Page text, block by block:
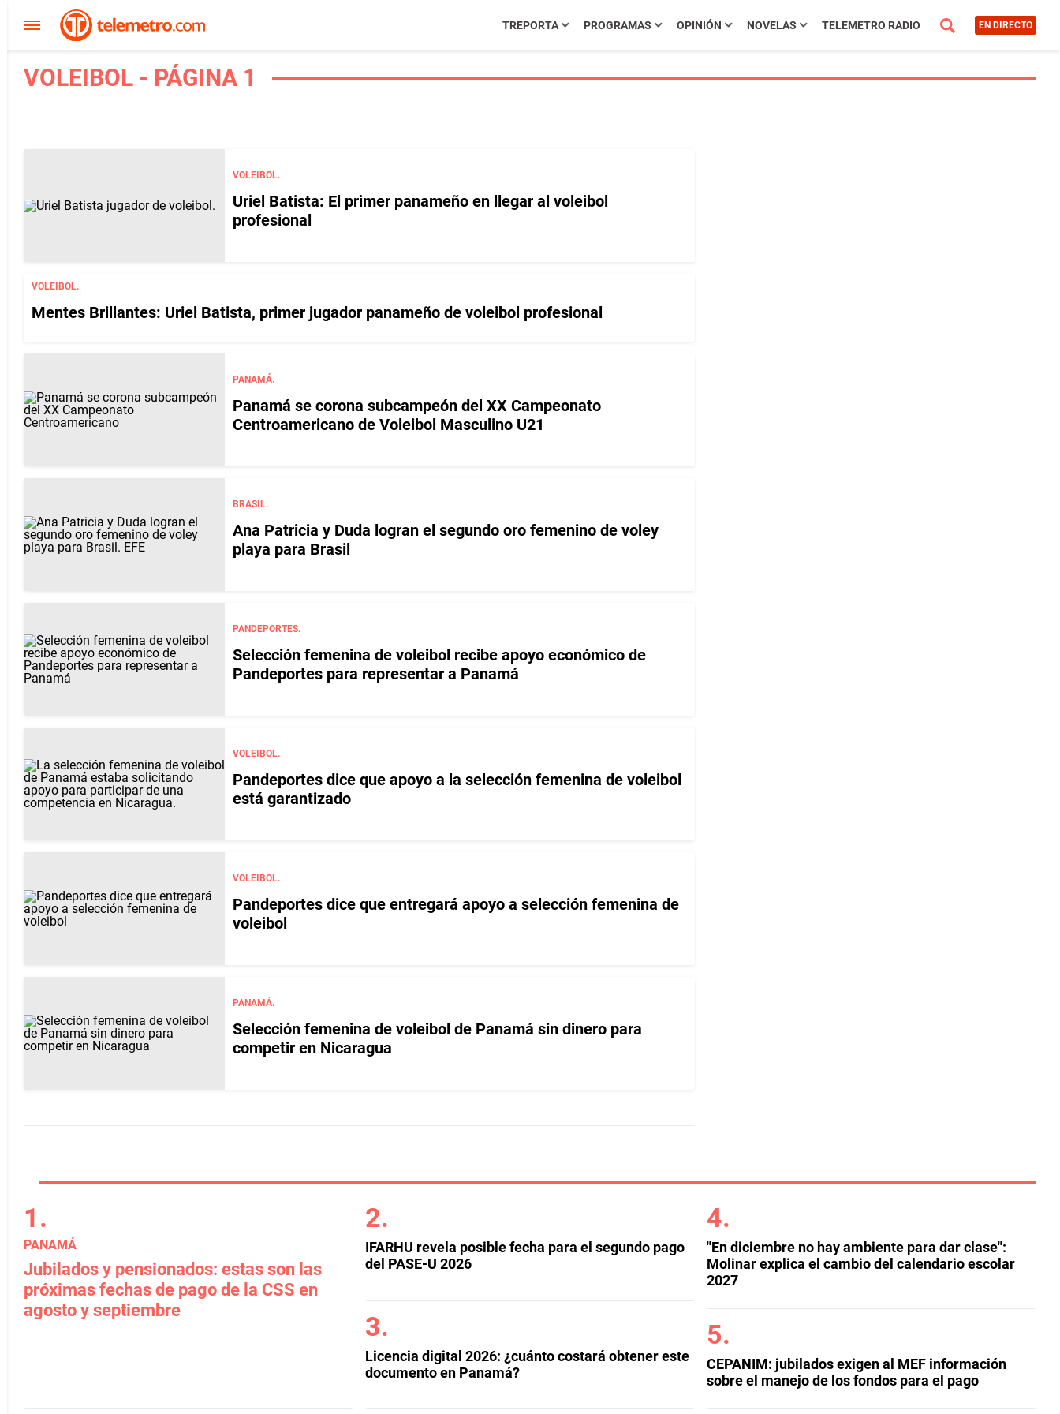
TREPORTA PROGRAMAS OPINIÓN NOVELAS TELEMETRO RADIO EN DIRECTO
VOLEIBOL - PÁGINA 1
VOLEIBOL.
Uriel Batista: El primer panameño en llegar al voleibol
profesional
VOLEIBOL.
Mentes Brillantes: Uriel Batista, primer jugador panameño de voleibol profesional
PANAMÁ.
Panamá se corona subcampeón del XX Campeonato
Centroamericano de Voleibol Masculino U21
BRASIL.
Ana Patricia y Duda logran el segundo oro femenino de voley
playa para Brasil
PANDEPORTES.
Selección femenina de voleibol recibe apoyo económico de
Pandeportes para representar a Panamá
VOLEIBOL.
Pandeportes dice que apoyo a la selección femenina de voleibol
está garantizado
VOLEIBOL.
Pandeportes dice que entregará apoyo a selección femenina de
voleibol
PANAMÁ.
Selección femenina de voleibol de Panamá sin dinero para
competir en Nicaragua
PANAMÁ
Jubilados y pensionados: estas son las
próximas fechas de pago de la CSS en
agosto y septiembre
IFARHU revela posible fecha para el segundo pago
del PASE-U 2026
Licencia digital 2026: ¿cuánto costará obtener este
documento en Panamá?
"En diciembre no hay ambiente para dar clase":
Molinar explica el cambio del calendario escolar
2027
CEPANIM: jubilados exigen al MEF información
sobre el manejo de los fondos para el pago